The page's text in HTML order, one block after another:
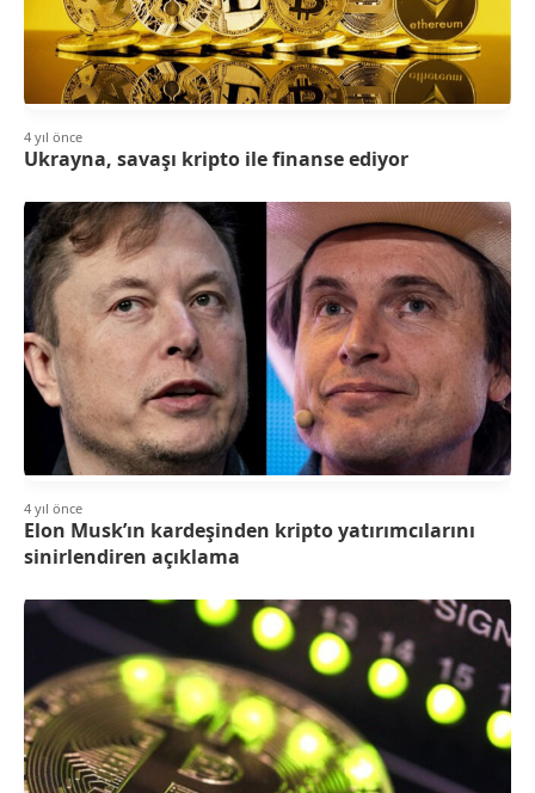
4 yıl önce
Ukrayna, savaşı kripto ile finanse ediyor
4 yıl önce
Elon Musk’ın kardeşinden kripto yatırımcılarını
sinirlendiren açıklama